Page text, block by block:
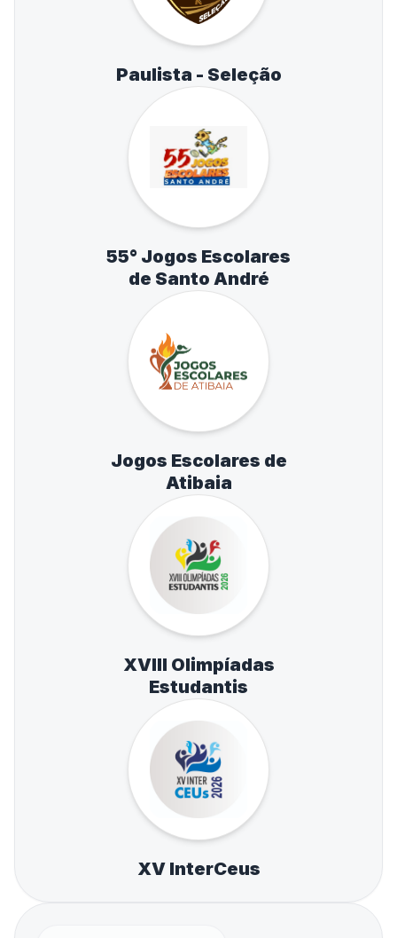
Paulista - Seleção
55° Jogos Escolares
de Santo André
Jogos Escolares de
Atibaia
XVIII Olimpíadas
Estudantis
XV InterCeus